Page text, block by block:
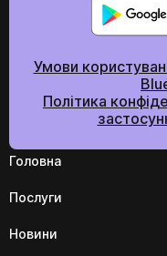
Умови
Політика
Головна
Послуги
Новини